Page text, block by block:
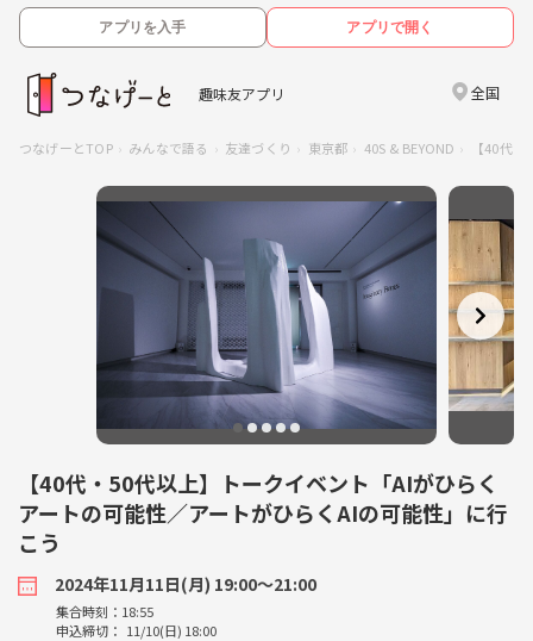
アプリを入手 アプリで開く
趣味友アプリ 全国
つなげーとTOP みんなで語る 友達づくり 東京都 40S & BEYOND 【40代
【40代・50代以上】トークイベント「AIがひらく
アートの可能性／アートがひらくAIの可能性」に行
こう
2024年11月11日(月) 19:00〜21:00
集合時刻：18:55
申込締切： 11/10(日) 18:00